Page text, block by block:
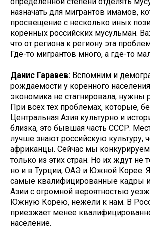
назначать для мигрантов имамов,
просвещение с несколько иных
коренных российских мусульман.
что от региона к региону эта
Где-то мигрантов много, а где-то
Данис Гаравев: Вспомним и
рождаемости у коренного
экономика не стагнировала, нужны
При всех тех проблемах, которые,
Центральная Азия культурно и
близка, это бывшая часть СССР.
лучше знают российскую культуру,
африканцы. Сейчас мы конкурируем
только из этих стран. Но их ждут не
но и в Турции, ОАЭ и Южной Корее.
самые квалифицированные кадры
Азии с огромной вероятностью
Южную Корею, нежели к нам. В
приезжает менее
население.